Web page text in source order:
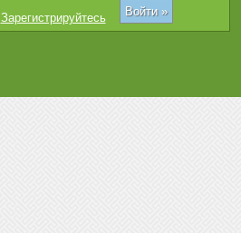
Зарегистрируйтесь